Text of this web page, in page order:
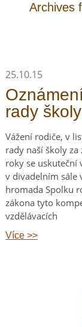
Archives
25.10.15
rady
Vážení rodiče, v
rady naší školy za
roky se
v divadelním sále
hromada Spolku
zákona tyto
vzdělávacích
Více >>